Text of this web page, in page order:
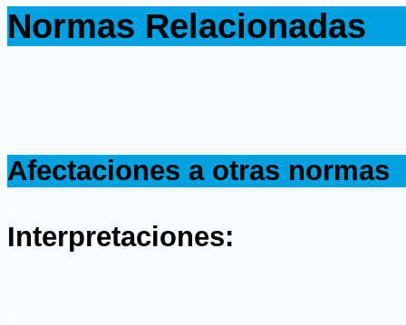
Normas Relacionadas
Afectaciones a otras normas
Interpretaciones: